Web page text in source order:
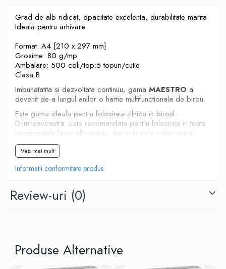
Grad de alb ridicat, opacitate excelenta, durabilitate marita
Ideala pentru arhivare
Format: A4 [210 x 297 mm]
Grosime: 80 g/mp
Ambalare: 500 coli/top;5 topuri/cutie
Clasa B
Imbunatatita si dezvoltata continuu, gama MAESTRO a
devenit de-a lungul anilor o hartie multifunctionala de birou.
Este gama ideala pentru folosirea zilnica in biroul
Dumneavoastra. Este recomandata pentru folosirea in toate
imprimantele laser alb-negru, dar si in cele color sau in
copiatoare. Fabricata dupa standarde internationale, Gama
MAESTRO asigura excelente rezultate pe toate aparatele din
pe
Laris Copy Shop
de la 150 de lei!
Vezi mai mult
Informatii conformitate produs
Review-uri (0)
Produse Alternative